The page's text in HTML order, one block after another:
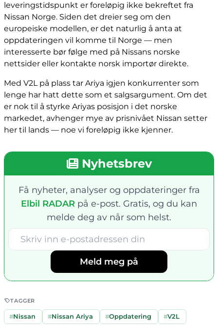
leveringstidspunkt er foreløpig ikke bekreftet fra
Nissan Norge. Siden det dreier seg om den
europeiske modellen, er det naturlig å anta at
oppdateringen vil komme til Norge — men
interesserte bør følge med på Nissans norske
nettsider eller kontakte norsk importør direkte.
Med V2L på plass tar Ariya igjen konkurrenter som
lenge har hatt dette som et salgsargument. Om det
er nok til å styrke Ariyas posisjon i det norske
markedet, avhenger mye av prisnivået Nissan setter
her til lands — noe vi foreløpig ikke kjenner.
Nyhetsbrev
Få nyheter, analyser og oppdateringer fra
Elbil RADAR på e-post. Gratis, og du kan
melde deg av når som helst.
Meld meg på
TAGGER
#Nissan #Nissan Ariya #Oppdatering #V2L